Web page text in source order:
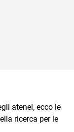
atenei, ecco le
ricerca per le